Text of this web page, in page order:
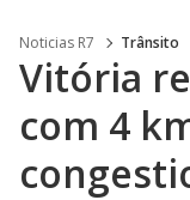
Noticias R7 Trânsito
Vitória
com 4